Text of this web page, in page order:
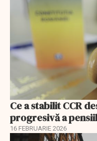
Ce a stabilit CCR
progresivă a
16 FEBRUARIE 2026